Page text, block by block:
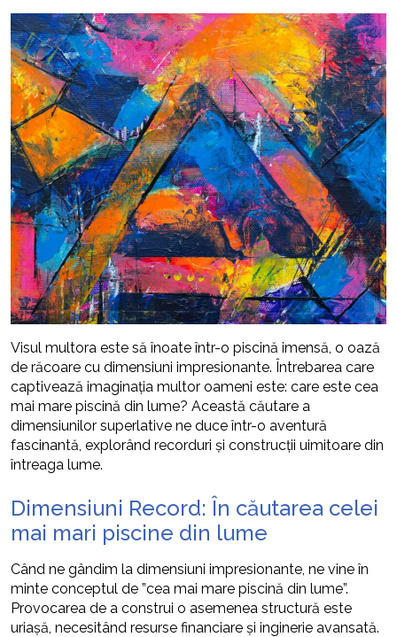
Visul multora este să înoate într-o piscină imensă, o oază
de răcoare cu dimensiuni impresionante. Întrebarea care
captivează imaginația multor oameni este: care este cea
mai mare piscină din lume? Această căutare a
dimensiunilor superlative ne duce într-o aventură
fascinantă, explorând recorduri și construcții uimitoare din
întreaga lume.
Dimensiuni Record: În căutarea celei
mai mari piscine din lume
Când ne gândim la dimensiuni impresionante, ne vine în
minte conceptul de ”cea mai mare piscină din lume”.
Provocarea de a construi o asemenea structură este
uriașă, necesitând resurse financiare și inginerie avansată.